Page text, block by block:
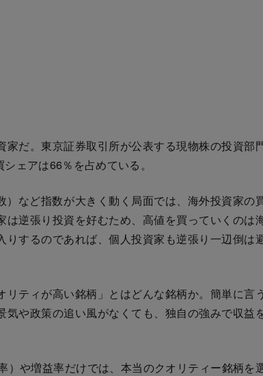
だ。東京証券取引所が公表する現物株の投資部
ェアは66％を占めている。
など指数が大きく動く局面では、海外投資家の
逆張り投資を好むため、高値を買っていくのは
するのであれば、個人投資家も逆張り一辺倒は
ティが高い銘柄」とはどんな銘柄か。簡単に言う
や政策の追い風がなくても、独自の強みで収益
や増益率だけでは、本当のクオリティー銘柄を